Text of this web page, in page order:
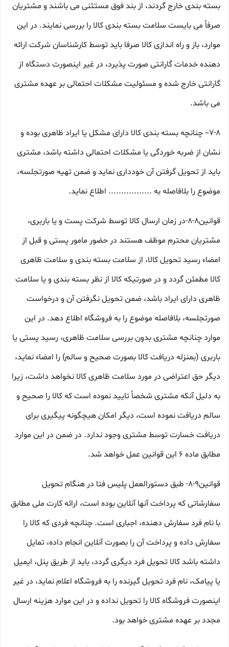
بسته بندی خارج گردند، از بند فوق مستثنی می باشند و مشتریان
صرفاً می بایست سلامت بسته بندی کالا را بررسی نمایند. در این
موارد، باز و راه اندازی کالا صرفا باید توسط کارشناسان شرکت ارائه
دهنده خدمات گارانتی صورت پذیرد، در غیر اینصورت دستگاه از
گارانتی خارج شده و مسئولیت مشکلات احتمالی بر عهده مشتری
می باشد.
۷-۸– چنانچه بسته بندی کالا دارای مشکل یا ایراد ظاهری بوده و
نشان از ضربه خوردگی یا مشکلات احتمالی داشته باشد، مشتری
باید از تحویل گرفتن آن خودداری نماید و ضمن تهیه صورتجلسه،
موضوع را بلافاصله به ................. اطلاع نماید.
قوانین۸-۸-در زمان ارسال کالا توسط شرکت پست و یا باربری،
مشتریان محترم موظف هستند در حضور مامور پستی و قبل از
امضاء رسید تحویل کالا، از سلامت بسته بندی و سلامت ظاهری
کالا مطمئن گردد و در صورتیکه کالا از نظر بسته بندی و یا سلامت
ظاهری دارای ایراد باشد، ضمن تحویل نگرفتن آن و درخواست
صورتجلسه، بلافاصله موضوع را به فروشگاه اطلاع دهد. در این
موارد چنانچه مشتری بدون بررسی سلامت ظاهری، رسید پستی یا
باربری (بمنزله دریافت کالا بصورت صحیح و سالم) را امضاء نماید،
دیگر حق اعتراضی در مورد سلامت ظاهری کالا نخواهد داشت، زیرا
به دلیل آنکه مشتری شخصاً تایید نموده است که کالا را صحیح و
سالم دریافت نموده است، دیگر امکان هیچگونه پیگیری برای
دریافت خسارت توسط مشتری وجود ندارد. در ضمن در این موارد
مطابق ماده ۶ این قوانین عمل خواهد شد.
قوانین۹-۸- طبق دستورالعمل پلیس فتا در هنگام تحویل
سفارشاتی که پرداخت آنها آنلاین بوده است، ارائه کارت ملی مطابق
با نام فرد سفارش دهنده، اجباری است. چنانچه فردی که کالا را
سفارش داده و پرداخت آن را بصورت آنلاین انجام داده، تمایل
داشته باشد کالا تحویل فرد دیگری گردد، باید از طریق پنل، ایمیل
یا پیامک، نام فرد تحویل گیرنده را به فروشگاه اعلام نماید، در غیر
اینصورت فروشگاه کالا را تحویل نداده و در این موارد هزینه ارسال
مجدد بر عهده مشتری خواهد بود.